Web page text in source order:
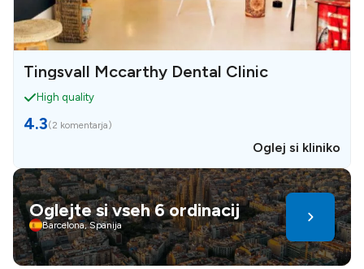
Tingsvall Mccarthy Dental Clinic
High quality
4.3(2 komentarja)
Oglej si kliniko
Oglejte si vseh 6 ordinacij
Barcelona, Spanija